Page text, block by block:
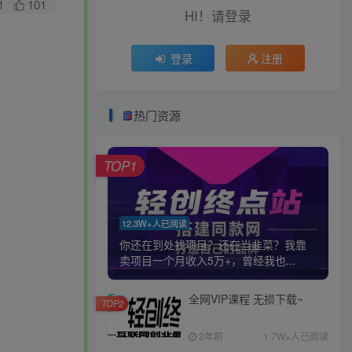
101
HI！请登录
登录 注册
热门资源
12.3W+人已阅读
你还在到处找项目？还在当韭菜？我靠
卖项目一个月收入5万+，曾经我也...
TOP1
全网VIP课程 无损下载~
2年前 1.7W+人已阅读
TOP2